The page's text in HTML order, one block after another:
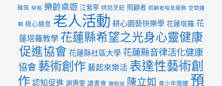
雅筑 榮格 樂齡桌遊 江紫寧 烘焙烹飪 照顧者 照顧者喘息服務 空間邏
輯 綠心繪意 老人活動 耕心園藝快樂學 花蓮塔羅 花
蓮塔羅教學 花蓮縣希望之光身心靈健康
促進協會 花蓮縣社區大學 花蓮縣音律活化健康
協會 藝術創作藝起來樂活 表達性藝術創
作 認知促進 謝惠雯 讀書會 陳柏瑜 陳立如 青少年團體 預